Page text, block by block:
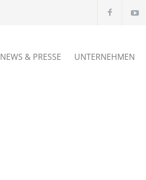
NEWS & PRESSE UNTERNEHMEN